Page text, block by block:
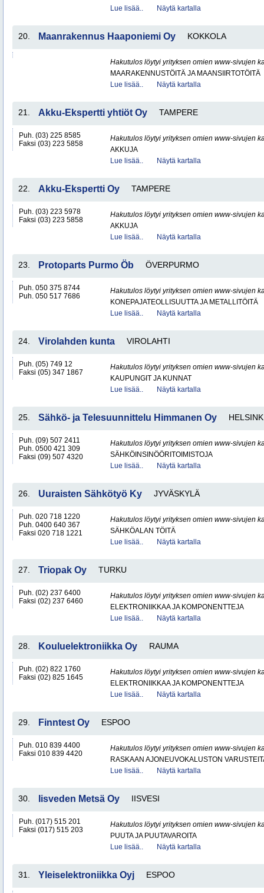
Lue lisää..
Näytä kartalla
20. Maanrakennus Haaponiemi Oy KOKKOLA
Hakutulos löytyi yrityksen omien www-sivujen
MAARAKENNUSTÖITÄ JA MAANSIIRTOTÖITÄ
Lue lisää..
Näytä kartalla
21. Akku-Ekspertti yhtiöt Oy TAMPERE
Puh. (03) 225 8585
Faksi (03) 223 5858
Hakutulos löytyi yrityksen omien www-sivujen
AKKUJA
Lue lisää..
Näytä kartalla
22. Akku-Ekspertti Oy TAMPERE
Puh. (03) 223 5978
Faksi (03) 223 5858
Hakutulos löytyi yrityksen omien www-sivujen
AKKUJA
Lue lisää..
Näytä kartalla
23. Protoparts Purmo Öb ÖVERPURMO
Puh. 050 375 8744
Puh. 050 517 7686
Hakutulos löytyi yrityksen omien www-sivujen
KONEPAJATEOLLISUUTTA JA METALLITÖITÄ
Lue lisää..
Näytä kartalla
24. Virolahden kunta VIROLAHTI
Puh. (05) 749 12
Faksi (05) 347 1867
Hakutulos löytyi yrityksen omien www-sivujen
KAUPUNGIT JA KUNNAT
Lue lisää..
Näytä kartalla
25. Sähkö- ja Telesuunnittelu Himmanen Oy
Puh. (09) 507 2411
Puh. 0500 421 309
Faksi (09) 507 4320
Hakutulos löytyi yrityksen omien www-sivujen
SÄHKÖINSINÖÖRITOIMISTOJA
Lue lisää..
Näytä kartalla
26. Uuraisten Sähkötyö Ky JYVÄSKYLÄ
Puh. 020 718 1220
Puh. 0400 640 367
Faksi 020 718 1221
Hakutulos löytyi yrityksen omien www-sivujen
SÄHKÖALAN TÖITÄ
Lue lisää..
Näytä kartalla
27. Triopak Oy TURKU
Puh. (02) 237 6400
Faksi (02) 237 6460
Hakutulos löytyi yrityksen omien www-sivujen
ELEKTRONIIKKAA JA KOMPONENTTEJA
Lue lisää..
Näytä kartalla
28. Kouluelektroniikka Oy RAUMA
Puh. (02) 822 1760
Faksi (02) 825 1645
Hakutulos löytyi yrityksen omien www-sivujen
ELEKTRONIIKKAA JA KOMPONENTTEJA
Lue lisää..
Näytä kartalla
29. Finntest Oy ESPOO
Puh. 010 839 4400
Faksi 010 839 4420
Hakutulos löytyi yrityksen omien www-sivujen
RASKAAN AJONEUVOKALUSTON
Lue lisää..
Näytä kartalla
30. Iisveden Metsä Oy IISVESI
Puh. (017) 515 201
Faksi (017) 515 203
Hakutulos löytyi yrityksen omien www-sivujen
PUUTA JA PUUTAVAROITA
Lue lisää..
Näytä kartalla
31. Yleiselektroniikka Oyj ESPOO